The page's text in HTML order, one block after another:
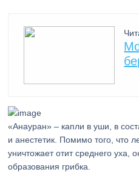
«Анауран» – капли в уши, в
и анестетик. Помимо того, что
уничтожает отит среднего уха,
образования грибка.